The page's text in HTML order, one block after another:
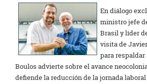
En diálogo
ministro jefe
Brasil y líder
visita de
para
Boulos advierte sobre el avance
defiende la reducción de la jornada